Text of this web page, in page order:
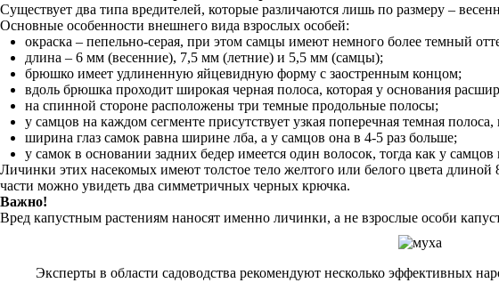
Существует два типа вредителей, которые различаются лишь по размеру –
Основные особенности внешнего вида взрослых особей:
окраска – пепельно-серая, при этом самцы имеют немного более темный
длина – 6 мм (весенние), 7,5 мм (летние) и 5,5 мм (самцы);
брюшко имеет удлиненную яйцевидную форму с заостренным концом;
вдоль брюшка проходит широкая черная полоса, которая у основания
на спинной стороне расположены три темные продольные полосы;
у самцов на каждом сегменте присутствует узкая поперечная темная
ширина глаз самок равна ширине лба, а у самцов она в 4-5 раз больше;
у самок в основании задних бедер имеется один волосок, тогда как у
Личинки этих насекомых имеют толстое тело желтого или белого цвета длиной
части можно увидеть два симметричных черных крючка.
Важно!
Вред капустным растениям наносят именно личинки, а не взрослые особи
Эксперты в области садоводства рекомендуют несколько эффективных